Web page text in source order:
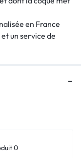
en France
un service de
0